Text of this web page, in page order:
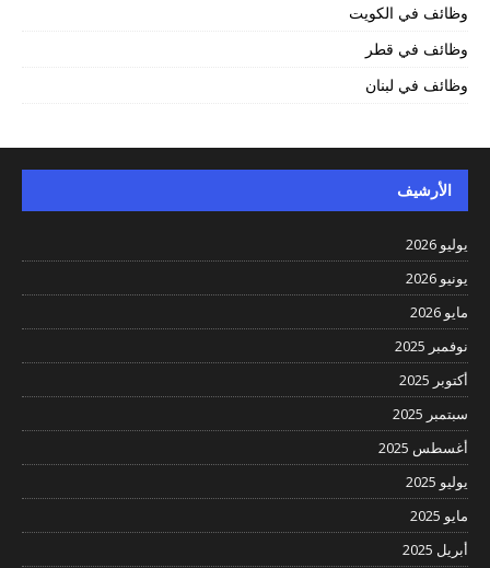
وظائف في الكويت
وظائف في قطر
وظائف في لبنان
الأرشيف
يوليو 2026
يونيو 2026
مايو 2026
نوفمبر 2025
أكتوبر 2025
سبتمبر 2025
أغسطس 2025
يوليو 2025
مايو 2025
أبريل 2025